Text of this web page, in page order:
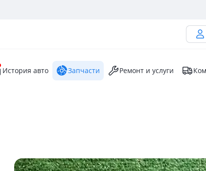
История авто Запчасти Ремонт и услуги